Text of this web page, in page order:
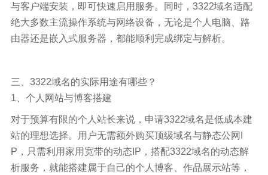
与客户端安装，即可快速启用服务。同时，3322域名适配
绝大多数主流操作系统与网络设备，无论是个人电脑、路
由器还是嵌入式服务器，都能顺利完成绑定与解析。
三、3322域名的实际用途有哪些？
1、个人网站与博客搭建
对于预算有限的个人站长来说，申请3322域名是低成本建
站的理想选择。用户无需额外购买顶级域名与静态公网I
P，只需利用家用宽带的动态IP，搭配3322域名的动态解
析服务，就能搭建属于自己的个人博客、作品展示站等，